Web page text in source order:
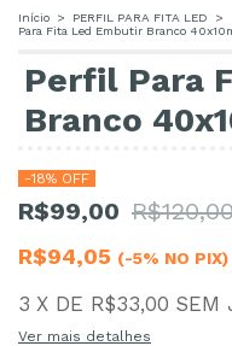
Início > PERFIL PARA FITA LED >
Para Fita Led Embutir Branco
Perfil Para
Branco
-18% OFF
R$99,00
R$94,05 (-5% NO PIX)
3 X DE R$33,00 SEM
Ver mais detalhes